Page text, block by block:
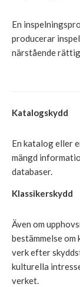
En
producerar
närstående
Katalogskydd
En katalog eller
mängd
databaser.
Klassikerskydd
Även om
bestämmelse
verk efter
kulturella
verket.